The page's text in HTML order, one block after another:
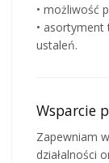
• możliwość
• asortyment
ustaleń.
Wsparcie
Zapewniam
działalności